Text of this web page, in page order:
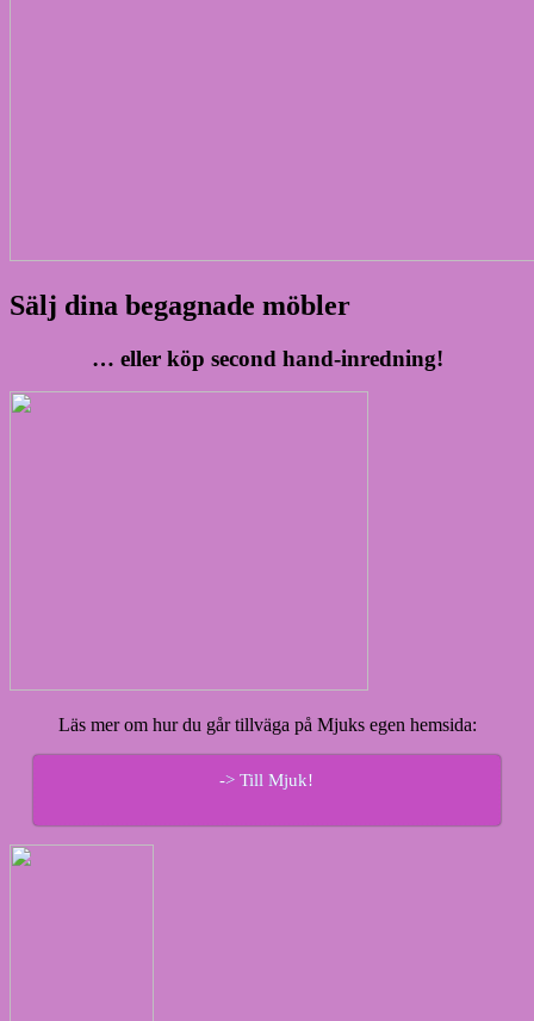
Sälj dina begagnade möbler
… eller köp second hand-inredning!
Läs mer om hur du går tillväga på Mjuks egen hemsida:
-> Till Mjuk!